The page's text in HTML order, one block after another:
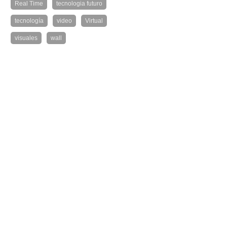
Real Time tecnologia futuro
tecnología video Virtual
visuales wall